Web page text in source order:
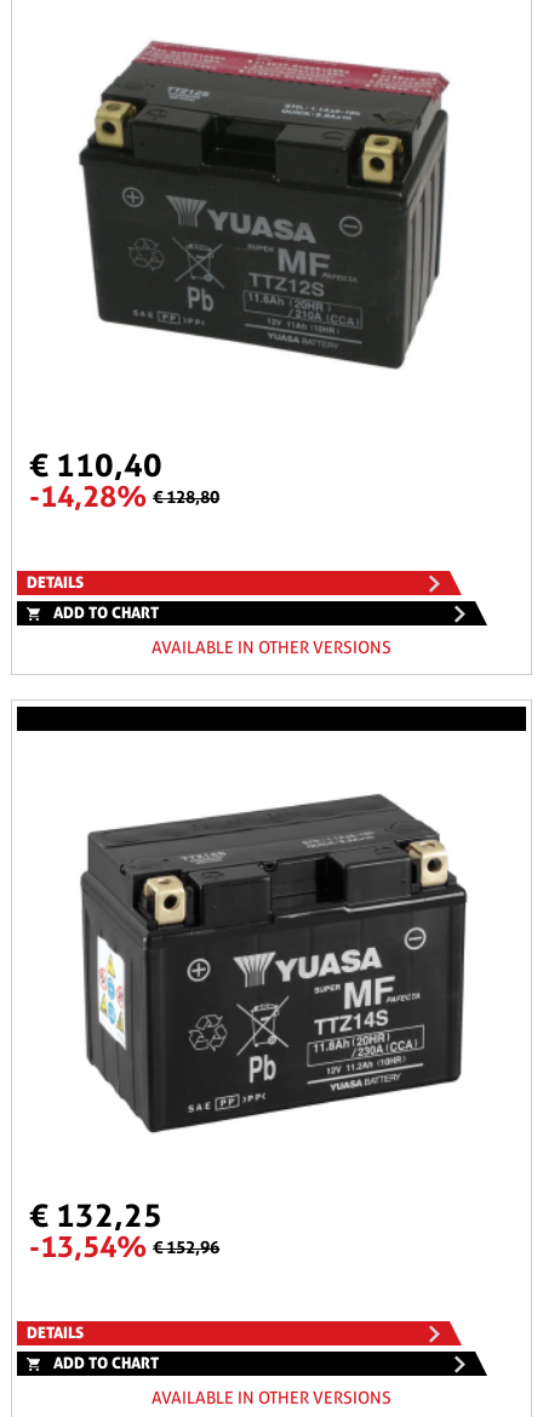
€ 110,40
-14,28% € 128,80
DETAILS
ADD TO CHART
AVAILABLE IN OTHER VERSIONS
€ 132,25
-13,54% € 152,96
DETAILS
ADD TO CHART
AVAILABLE IN OTHER VERSIONS